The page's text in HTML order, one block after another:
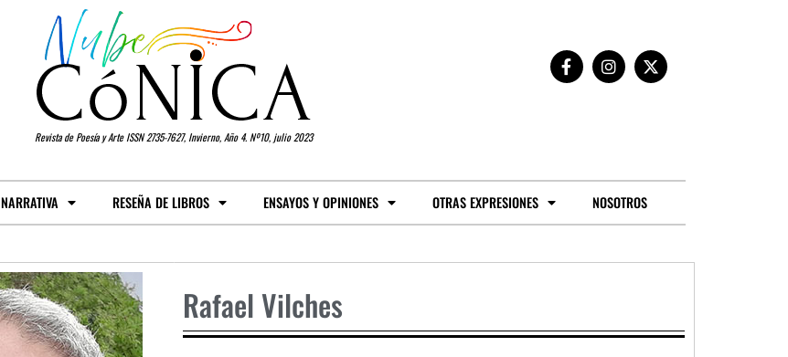
Revista de Poesía y Arte ISSN 2735-7627, Invierno, Año 4. Nº10, julio 2023
NARRATIVA RESEÑA DE LIBROS ENSAYOS Y OPINIONES OTRAS EXPRESIONES NOSOTROS
Rafael Vilches